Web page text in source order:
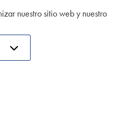
nuestro sitio web y nuestro